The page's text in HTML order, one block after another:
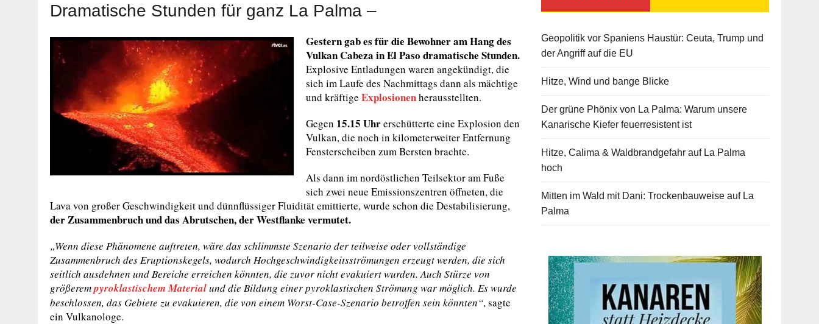
Dramatische Stunden für ganz La Palma –
Gestern gab es für die Bewohner am Hang des
Vulkan Cabeza in El Paso dramatische Stunden.
Explosive Entladungen waren angekündigt, die
sich im Laufe des Nachmittags dann als mächtige
und kräftige Explosionenherausstellten.
Gegen 15.15 Uhrerschütterte eine Explosion den
Vulkan, die noch in kilometerweiter Entfernung
Fensterscheiben zum Bersten brachte.
Als dann im nordöstlichen Teilsektor am Fuße
sich zwei neue Emissionszentren öffneten, die
Lava von großer Geschwindigkeit und dünnflüssiger Fluidität emittierte, wurde schon die Destabilisierung,
der Zusammenbruch und das Abrutschen, der Westflanke vermutet.
„Wenn diese Phänomene auftreten, wäre das schlimmste Szenario der teilweise oder vollständige
Zusammenbruch des Eruptionskegels, wodurch Hochgeschwindigkeitsströmungen erzeugt werden, die sich
seitlich ausdehnen und Bereiche erreichen könnten, die zuvor nicht evakuiert wurden. Auch Stürze von
größerempyroklastischem Materialund die Bildung einer pyroklastischen Strömung war möglich. Es wurde
beschlossen, das Gebiete zu evakuieren, die von einem Worst-Case-Szenario betroffen sein könnten“, sagte
ein Vulkanologe.
Geopolitik vor Spaniens Haustür: Ceuta, Trump und
der Angriff auf die EU
Hitze, Wind und bange Blicke
Der grüne Phönix von La Palma: Warum unsere
Kanarische Kiefer feuerresistent ist
Hitze, Calima & Waldbrandgefahr auf La Palma
hoch
Mitten im Wald mit Dani: Trockenbauweise auf La
Palma